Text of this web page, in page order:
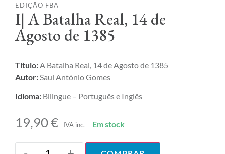
EDIÇÃO FBA
I| A Batalha Real, 14 de
Agosto de 1385
Título:A Batalha Real, 14 de Agosto de 1385
Autor:Saul António Gomes
Idioma: Bilingue – Português e Inglês
19,90€ IVA inc. Em stock